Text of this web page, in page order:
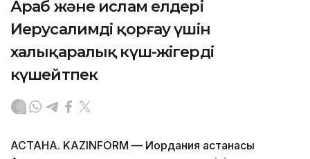
02:10, 06 Тамыз 2026
Араб және ислам елдері
Иерусалимді қорғау үшін
халықаралық күш-жігерді
күшейтпек